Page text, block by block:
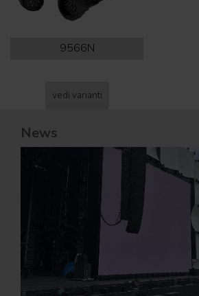
9566N
vedi varianti
News